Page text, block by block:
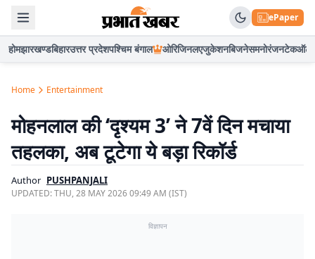
ePaper
होमझारखण्डबिहारउत्तर प्रदेशपश्चिम बंगाल ओरिजिनलएजुकेशनबिजनेसमनोरंजनटेकऑटो
Home Entertainment
मोहनलाल की ‘दृश्यम 3’ ने 7वें दिन मचाया
तहलका, अब टूटेगा ये बड़ा रिकॉर्ड
Author PUSHPANJALI
UPDATED:THU, 28 MAY 2026 09:49 AM (IST)
विज्ञापन